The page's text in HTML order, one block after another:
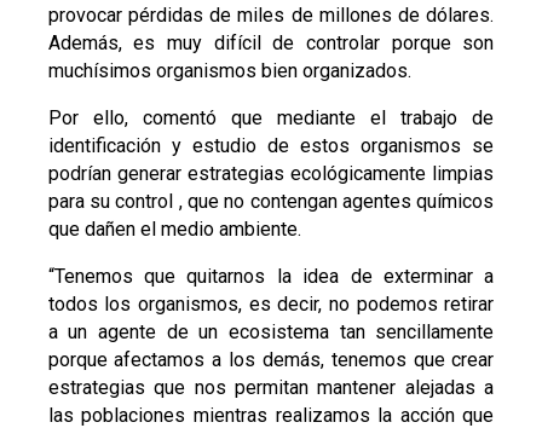
provocar pérdidas de miles de millones de dólares.
Además, es muy difícil de controlar porque son
muchísimos organismos bien organizados.
Por ello, comentó que mediante el trabajo de
identificación y estudio de estos organismos se
podrían generar estrategias ecológicamente limpias
para su control , que no contengan agentes químicos
que dañen el medio ambiente.
“Tenemos que quitarnos la idea de exterminar a
todos los organismos, es decir, no podemos retirar
a un agente de un ecosistema tan sencillamente
porque afectamos a los demás, tenemos que crear
estrategias que nos permitan mantener alejadas a
las poblaciones mientras realizamos la acción que